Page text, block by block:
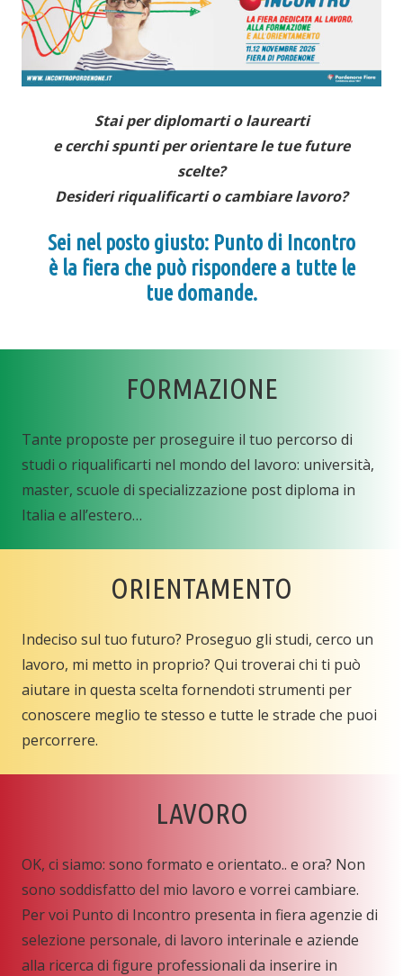
Stai per diplomarti o laurearti
e cerchi spunti per orientare le tue future
scelte?
Desideri riqualificarti o cambiare lavoro?
Sei nel posto giusto: Punto di Incontro
è la fiera che può rispondere a tutte le
tue domande.
FORMAZIONE
Tante proposte per proseguire il tuo percorso di
studi o riqualificarti nel mondo del lavoro: università,
master, scuole di specializzazione post diploma in
Italia e all’estero…
ORIENTAMENTO
Indeciso sul tuo futuro? Proseguo gli studi, cerco un
lavoro, mi metto in proprio? Qui troverai chi ti può
aiutare in questa scelta fornendoti strumenti per
conoscere meglio te stesso e tutte le strade che puoi
percorrere.
LAVORO
OK, ci siamo: sono formato e orientato.. e ora? Non
sono soddisfatto del mio lavoro e vorrei cambiare.
Per voi Punto di Incontro presenta in fiera agenzie di
selezione personale, di lavoro interinale e aziende
alla ricerca di figure professionali da inserire in